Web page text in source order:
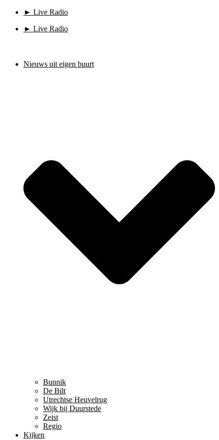
► Live Radio
► Live Radio
Nieuws uit eigen buurt
Bunnik
De Bilt
Utrechtse Heuvelrug
Wijk bij Duurstede
Zeist
Regio
Kijken